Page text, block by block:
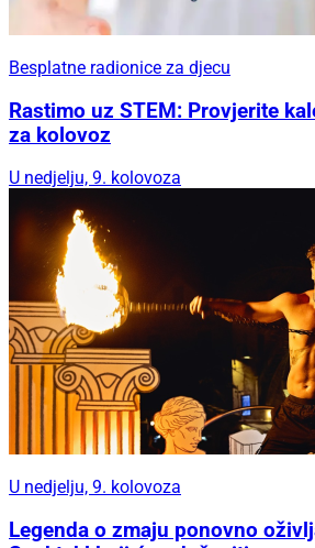
Besplatne radionice za djecu
Rastimo uz STEM: Provjerite
za kolovoz
U nedjelju, 9. kolovoza
U nedjelju, 9. kolovoza
Legenda o zmaju ponovno